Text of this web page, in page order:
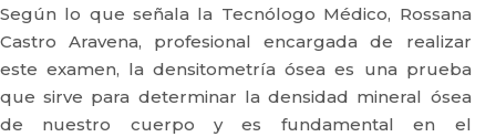
Según lo que señala la Tecnólogo Médico, Rossana
Castro Aravena, profesional encargada de realizar
este examen, la densitometría ósea es una prueba
que sirve para determinar la densidad mineral ósea
de nuestro cuerpo y es fundamental en el